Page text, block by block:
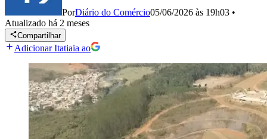
PorDiário do Comércio05/06/2026 às 19h03 •
Atualizado há 2 meses
Compartilhar
Adicionar Itatiaia ao